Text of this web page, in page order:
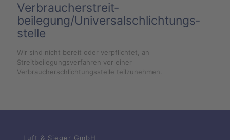
Verbraucher­streit­
beilegung/Universal­schlichtungs­
stelle
Wir sind nicht bereit oder verpflichtet, an
Streitbeilegungsverfahren vor einer
Verbraucherschlichtungsstelle teilzunehmen.
Luft & Sieger GmbH